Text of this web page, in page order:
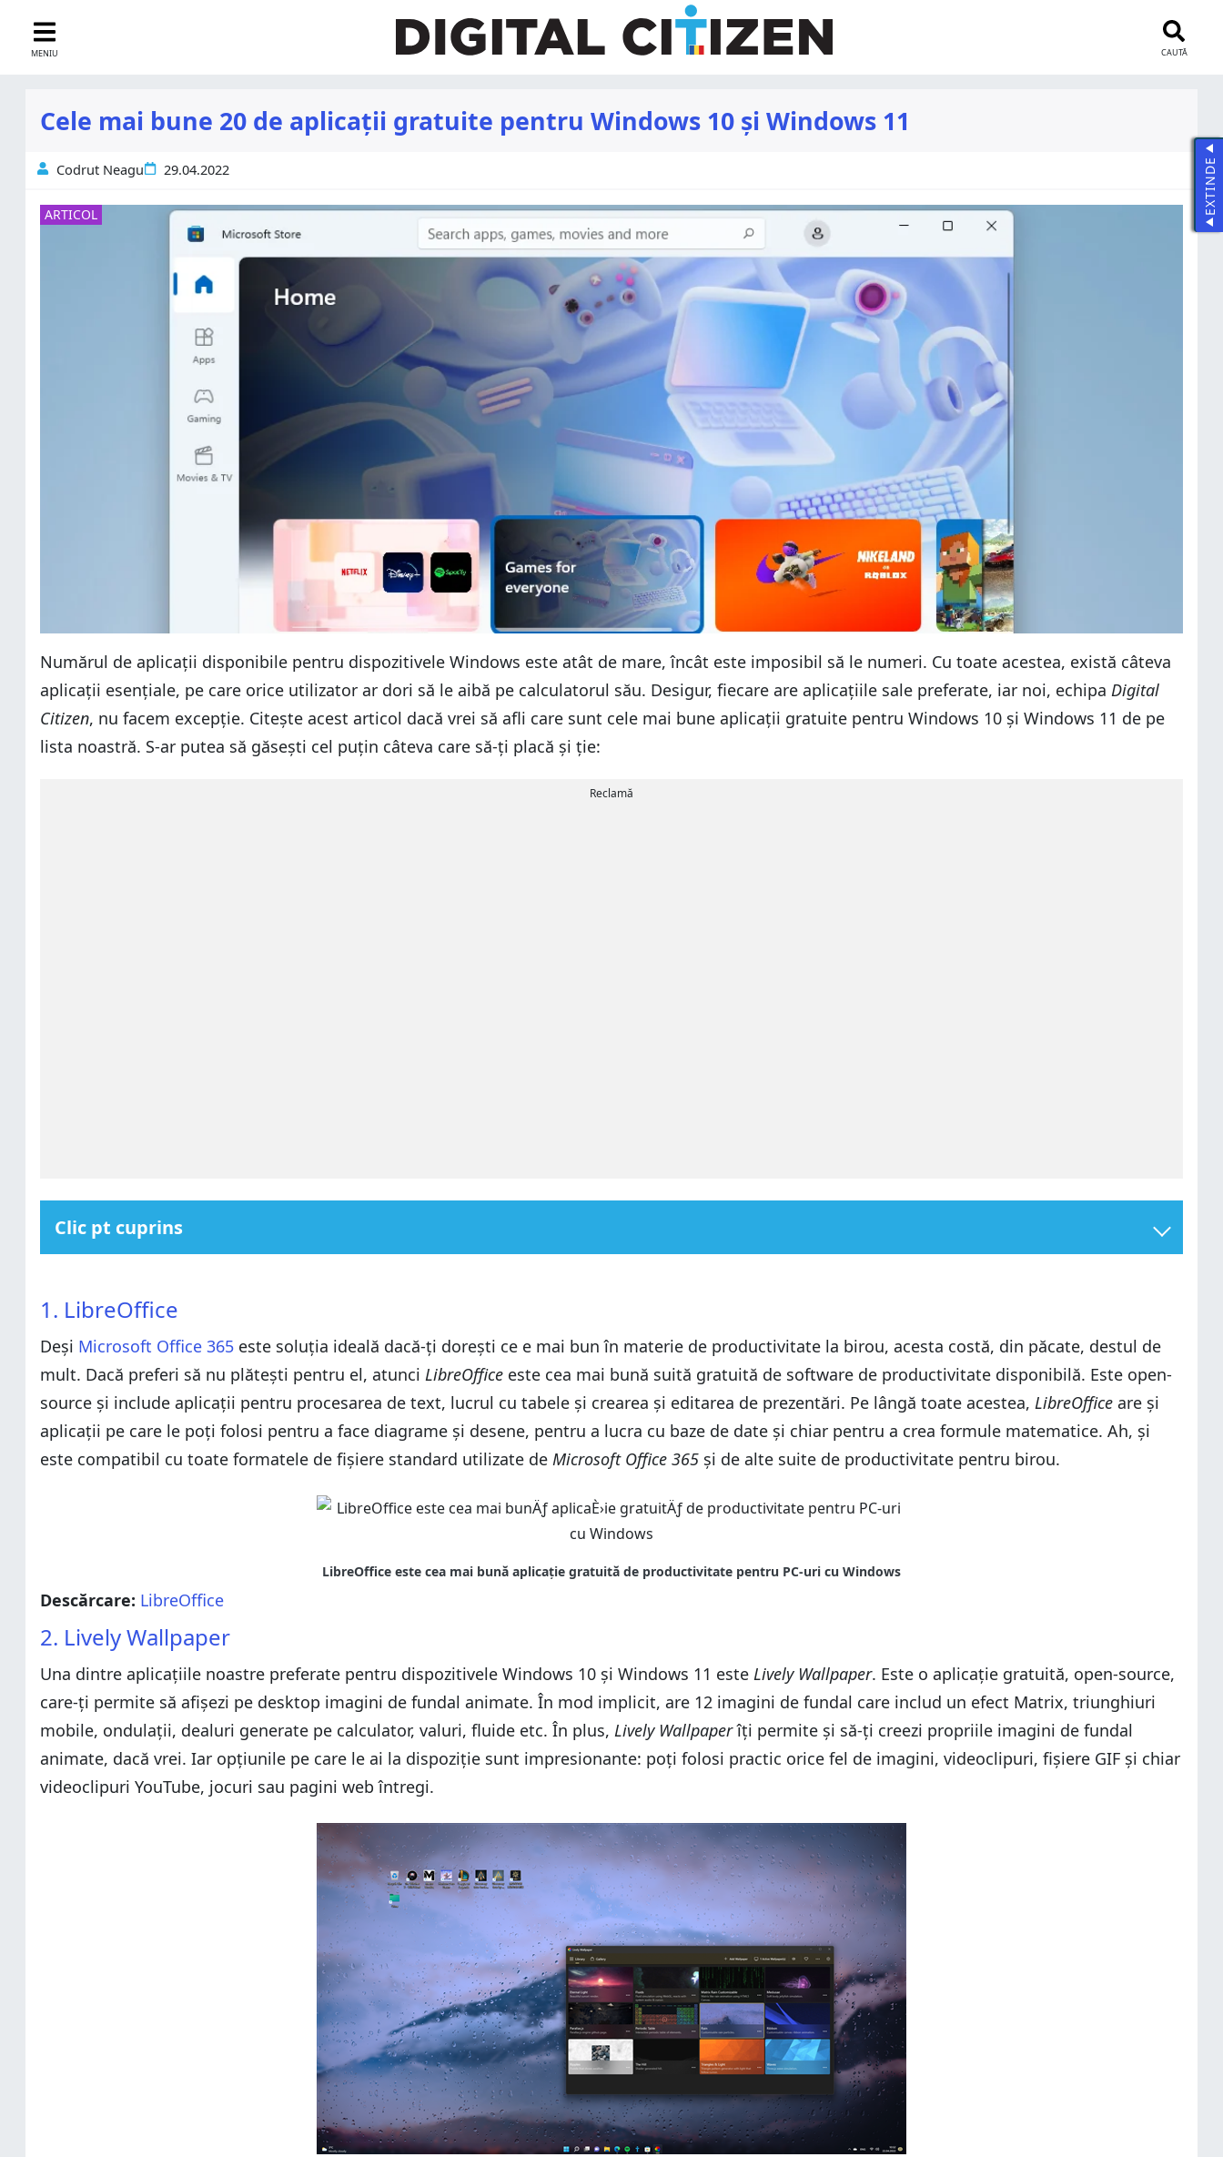
MENIU CAUTĂ
Cele mai bune 20 de aplicații gratuite pentru Windows 10 și Windows 11
Codrut Neagu 29.04.2022
ARTICOL
Numărul de aplicații disponibile pentru dispozitivele Windows este atât de mare, încât este imposibil să le numeri. Cu toate acestea, există câteva
aplicații esențiale, pe care orice utilizator ar dori să le aibă pe calculatorul său. Desigur, fiecare are aplicațiile sale preferate, iar noi, echipa Digital
Citizen, nu facem excepție. Citește acest articol dacă vrei să afli care sunt cele mai bune aplicații gratuite pentru Windows 10 și Windows 11 de pe
lista noastră. S-ar putea să găsești cel puțin câteva care să-ți placă și ție:
Reclamă
Clic pt cuprins
3. Netflix
4. Spotify
5. Adobe Photoshop Express
6. VLC
7. MusicBee
8. TuneIn Radio
13. Evernote
14. Flipboard
17. TeamViewer
20. TripAdvisor
După părerea ta, care sunt cele mai bune aplicații gratuite pentru Windows?
2. Lively Wallpaper
3. Netflix
4. Spotify
5. Adobe Photoshop Express
6. VLC
7. MusicBee
12. OneNote
13. Evernote
14. Flipboard
15. Bitwarden
16. Asana
17. TeamViewer
18. 7-Zip
19. Wikipedia
După părerea ta, care sunt cele mai bune aplicații gratuite pentru Windows?
1. LibreOffice
Deși Microsoft Office 365 este soluția ideală dacă-ți dorești ce e mai bun în materie de productivitate la birou, acesta costă, din păcate, destul de
mult. Dacă preferi să nu plătești pentru el, atunci LibreOffice este cea mai bună suită gratuită de software de productivitate disponibilă. Este open-
source și include aplicații pentru procesarea de text, lucrul cu tabele și crearea și editarea de prezentări. Pe lângă toate acestea, LibreOffice are și
aplicații pe care le poți folosi pentru a face diagrame și desene, pentru a lucra cu baze de date și chiar pentru a crea formule matematice. Ah, și
este compatibil cu toate formatele de fișiere standard utilizate de Microsoft Office 365 și de alte suite de productivitate pentru birou.
Descărcare: LibreOffice
2. Lively Wallpaper
Una dintre aplicațiile noastre preferate pentru dispozitivele Windows 10 și Windows 11 este Lively Wallpaper. Este o aplicație gratuită, open-source,
care-ți permite să afișezi pe desktop imagini de fundal animate. În mod implicit, are 12 imagini de fundal care includ un efect Matrix, triunghiuri
mobile, ondulații, dealuri generate pe calculator, valuri, fluide etc. În plus, Lively Wallpaperîți permite și să-ți creezi propriile imagini de fundal
animate, dacă vrei. Iar opțiunile pe care le ai la dispoziție sunt impresionante: poți folosi practic orice fel de imagini, videoclipuri, fișiere GIF și chiar
videoclipuri YouTube, jocuri sau pagini web întregi.
EXTINDE